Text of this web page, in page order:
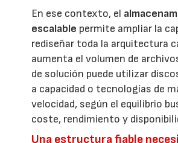
En ese contexto, el
escalable permite ampliar la
rediseñar toda la arquitectura
aumenta el volumen de
de solución puede utilizar
a capacidad o tecnologías de
velocidad, según el equilibrio
coste, rendimiento y
Una estructura fiable